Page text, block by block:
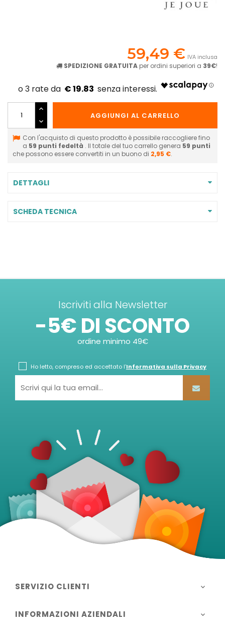
59,49 € IVA inclusa
SPEDIZIONE GRATUITA per ordini superiori a 39€!
€ 19.83
AGGIUNGI AL CARRELLO
Con l'acquisto di questo prodotto è possibile raccogliere fino
a 59 punti fedeltà . Il totale del tuo carrello genera 59 punti
che possono essere convertiti in un buono di 2,95 €.
DETTAGLI
SCHEDA TECNICA
Iscriviti alla Newsletter
-5€ DI SCONTO
ordine minimo 49€
Ho letto, compreso ed accettato l'Informativa sulla Privacy
SERVIZIO CLIENTI 
INFORMAZIONI AZIENDALI 